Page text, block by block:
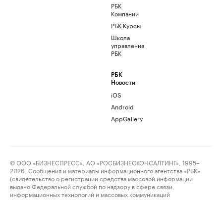
РБК
Компании
РБК Курсы
Школа
управления
РБК
РБК
Новости
iOS
Android
AppGallery
© ООО «БИЗНЕСПРЕСС», АО «РОСБИЗНЕСКОНСАЛТИНГ», 1995–
2026. Сообщения и материалы информационного агентства «РБК»
(свидетельство о регистрации средства массовой информации
выдано Федеральной службой по надзору в сфере связи,
информационных технологий и массовых коммуникаций